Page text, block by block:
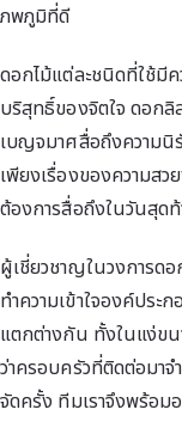
ภพภูมิที่ดี
ดอกไม้แต่ละชนิดที่ใช้มี
บริสุทธิ์ของจิตใจ ดอกลิ
เบญจมาศสื่อถึงความนิ
เพียงเรื่องของความส
ต้องการสื่อถึงในวันสุด
ผู้เชี่ยวชาญในวงการด
ทำความเข้าใจองค์ปร
แตกต่างกัน ทั้งในแง่ข
ว่าครอบครัวที่ติดต่อมา
จัดครั้ง ทีมเราจึงพร้อม